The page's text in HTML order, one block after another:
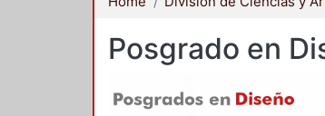
Posgrado en